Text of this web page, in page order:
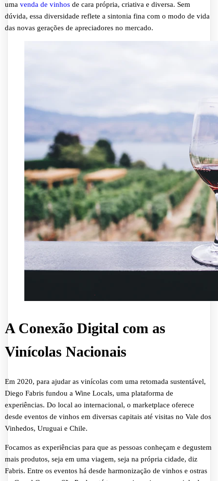
uma venda de vinhos de cara própria, criativa e diversa. Sem
dúvida, essa diversidade reflete a sintonia fina com o modo de vida
das novas gerações de apreciadores no mercado.
A Conexão Digital com as
Vinícolas Nacionais
Em 2020, para ajudar as vinícolas com uma retomada sustentável,
Diego Fabris fundou a Wine Locals, uma plataforma de
experiências. Do local ao internacional, o marketplace oferece
desde eventos de vinhos em diversas capitais até visitas no Vale dos
Vinhedos, Uruguai e Chile.
Focamos as experiências para que as pessoas conheçam e degustem
mais produtos, seja em uma viagem, seja na própria cidade, diz
Fabris. Entre os eventos há desde harmonização de vinhos e ostras